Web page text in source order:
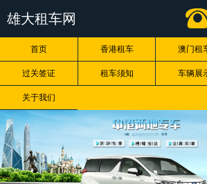
雄大租车网
首页 香港租车 澳门租
过关签证 租车须知 车辆展
关于我们